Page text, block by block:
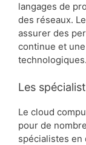
langages de
des réseaux.
assurer des
continue et
technologiques.
Les
Le cloud
pour de
spécialistes en